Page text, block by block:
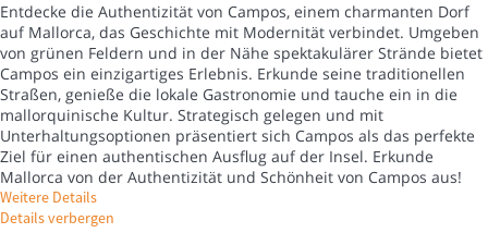
Entdecke die Authentizität von Campos, einem charmanten Dorf
auf Mallorca, das Geschichte mit Modernität verbindet. Umgeben
von grünen Feldern und in der Nähe spektakulärer Strände bietet
Campos ein einzigartiges Erlebnis. Erkunde seine traditionellen
Straßen, genieße die lokale Gastronomie und tauche ein in die
mallorquinische Kultur. Strategisch gelegen und mit
Unterhaltungsoptionen präsentiert sich Campos als das perfekte
Ziel für einen authentischen Ausflug auf der Insel. Erkunde
Mallorca von der Authentizität und Schönheit von Campos aus!
Weitere Details
Details verbergen